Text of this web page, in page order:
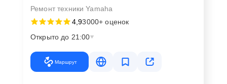
Ремонт техники Yamaha
4,93000+ оценок
Открыто до 21:00
Маршрут